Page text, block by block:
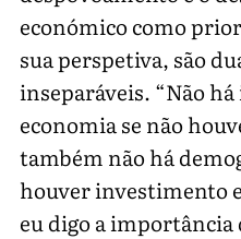
económico como
sua perspetiva, são
inseparáveis. “Não
economia se não
também não há
houver investimento
eu digo a importância